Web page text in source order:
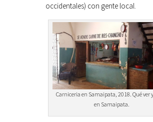
occidentales) con gente local.
Carniceria en Samaipata, 2018. Qué ver
en Samaipata.